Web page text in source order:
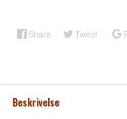
Share Tweet
Beskrivelse